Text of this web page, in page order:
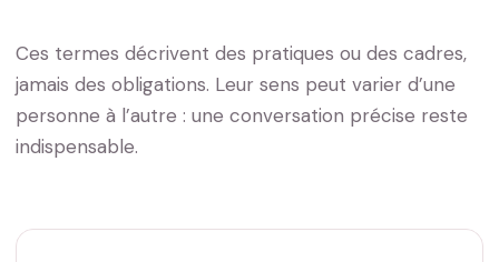
Ces termes décrivent des pratiques ou des cadres,
jamais des obligations. Leur sens peut varier d’une
personne à l’autre : une conversation précise reste
indispensable.